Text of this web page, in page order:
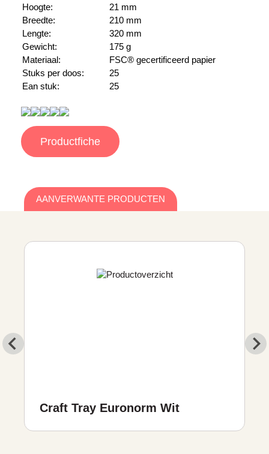
Hoogte:
21 mm
Breedte:
210 mm
Lengte:
320 mm
Gewicht:
175 g
Materiaal:
FSC® gecertificeerd papier
Stuks per doos:
25
Ean stuk:
25
Productfiche
AANVERWANTE PRODUCTEN
Craft Tray Euronorm Wit